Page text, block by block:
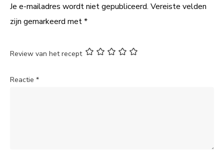
Je e-mailadres wordt niet gepubliceerd. Vereiste velden
zijn gemarkeerd met*
Review van het recept
Reactie *